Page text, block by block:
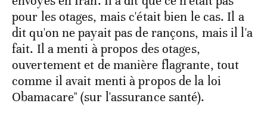
pour les otages, mais c'était bien le cas. Il a
dit qu'on ne payait pas de rançons, mais il l'a
fait. Il a menti à propos des otages,
ouvertement et de manière flagrante, tout
comme il avait menti à propos de la loi
Obamacare" (sur l'assurance santé).